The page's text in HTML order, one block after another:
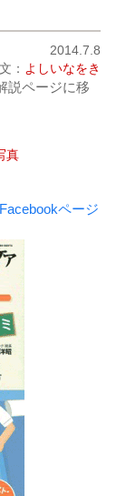
2014.7.8
文： よしいなをき
説ページに移
真
ページ